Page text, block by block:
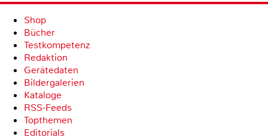
Shop
Bücher
Testkompetenz
Redaktion
Gerätedaten
Bildergalerien
Kataloge
RSS-Feeds
Topthemen
Editorials